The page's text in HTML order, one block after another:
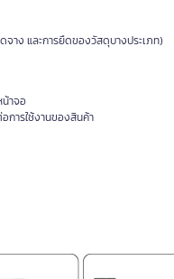
าง และการยืดของวัสดุบางประเภท)
าจอ
การใช้งานของสินค้า